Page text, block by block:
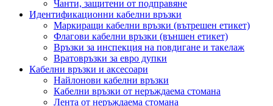
Чанти, защитени от подправяне
Идентификационни кабелни връзки
Маркиращи кабелни връзки (вътрешен етикет)
Флагови кабелни връзки (външен етикет)
Връзки за инспекция на повдигане и такелаж
Вратовръзки за евро дупки
Кабелни връзки и аксесоари
Найлонови кабелни връзки
Кабелни връзки от неръждаема стомана
Лента от неръждаема стомана